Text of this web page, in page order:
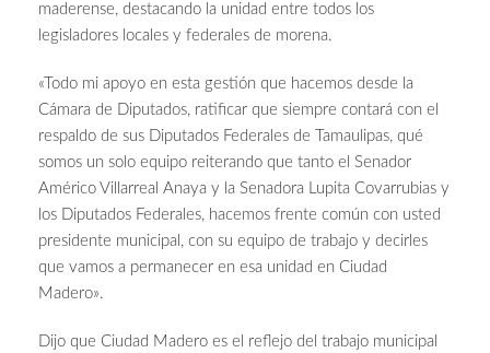
maderense, destacando la unidad entre todos los
legisladores locales y federales de morena.
«Todo mi apoyo en esta gestión que hacemos desde la
Cámara de Diputados, ratificar que siempre contará con el
respaldo de sus Diputados Federales de Tamaulipas, qué
somos un solo equipo reiterando que tanto el Senador
Américo Villarreal Anaya y la Senadora Lupita Covarrubias y
los Diputados Federales, hacemos frente común con usted
presidente municipal, con su equipo de trabajo y decirles
que vamos a permanecer en esa unidad en Ciudad
Madero».
Dijo que Ciudad Madero es el reflejo del trabajo municipal